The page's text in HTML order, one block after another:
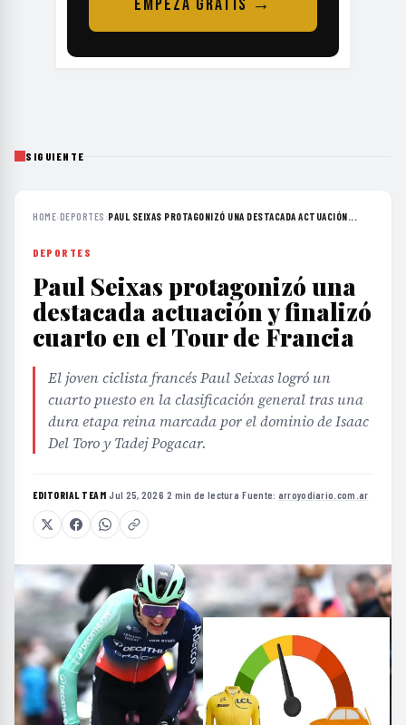
EMPEZÁ GRATIS →
SIGUIENTE
HOME›DEPORTES ›PAUL SEIXAS PROTAGONIZÓ UNA DESTACADA ACTUACIÓN...
DEPORTES
Paul Seixas protagonizó una
destacada actuación y finalizó
cuarto en el Tour de Francia
El joven ciclista francés Paul Seixas logró un
cuarto puesto en la clasificación general tras una
dura etapa reina marcada por el dominio de Isaac
Del Toro y Tadej Pogacar.
EDITORIAL TEAM·Jul 25, 2026·2 min de lectura·Fuente: arroyodiario.com.ar